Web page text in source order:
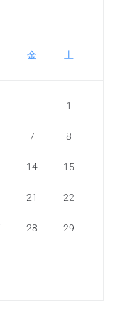
金 土
1
7 8
14 15
21 22
28 29